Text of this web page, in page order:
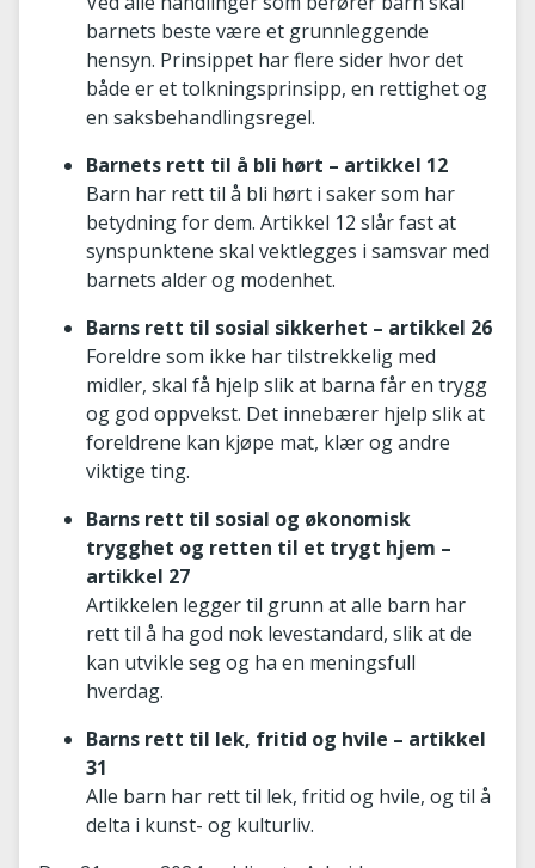
barnets beste være et grunnleggende
hensyn. Prinsippet har flere sider hvor det
både er et tolkningsprinsipp, en rettighet og
en saksbehandlingsregel.
Barnets rett til å bli hørt – artikkel 12
Barn har rett til å bli hørt i saker som har
betydning for dem. Artikkel 12 slår fast at
synspunktene skal vektlegges i samsvar med
barnets alder og modenhet.
Barns rett til sosial sikkerhet – artikkel 26
Foreldre som ikke har tilstrekkelig med
midler, skal få hjelp slik at barna får en trygg
og god oppvekst. Det innebærer hjelp slik at
foreldrene kan kjøpe mat, klær og andre
viktige ting.
Barns rett til sosial og økonomisk
trygghet og retten til et trygt hjem –
artikkel 27
Artikkelen legger til grunn at alle barn har
rett til å ha god nok levestandard, slik at de
kan utvikle seg og ha en meningsfull
hverdag.
Barns rett til lek, fritid og hvile – artikkel
31
Alle barn har rett til lek, fritid og hvile, og til å
delta i kunst- og kulturliv.